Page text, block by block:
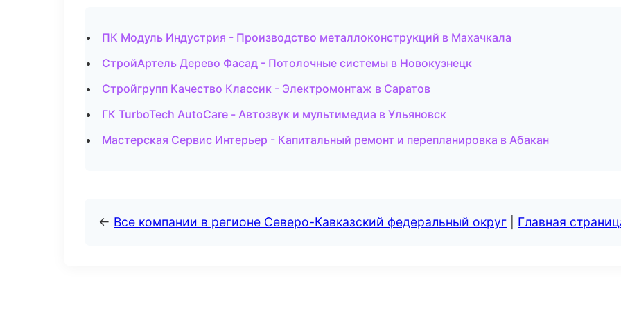
ПК Модуль Индустрия - Производство металлоконструкций в Махачкала
СтройАртель Дерево Фасад - Потолочные системы в Новокузнецк
Стройгрупп Качество Классик - Электромонтаж в Саратов
ГК TurboTech AutoCare - Автозвук и мультимедиа в Ульяновск
Мастерская Сервис Интерьер - Капитальный ремонт и перепланировка в Абакан
← Все компании в регионе Северо-Кавказский федеральный округ Главная